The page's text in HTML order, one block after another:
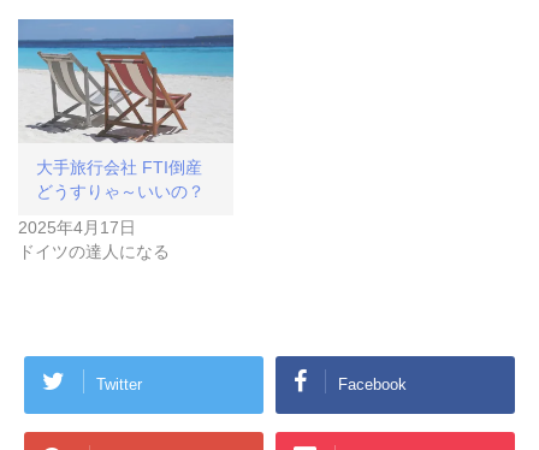
大手旅行会社 FTI倒産
どうすりゃ～いいの？
2025年4月17日
ドイツの達人になる
Twitter Facebook